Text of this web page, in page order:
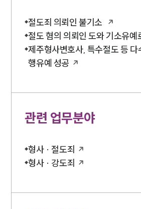
절도죄 의뢰인 불기소
절도 혐의 의뢰인 도와 기소유예
제주형사변호사, 특수절도 등 다
행유예 성공
관련 업무분야
형사 · 절도죄
형사 · 강도죄